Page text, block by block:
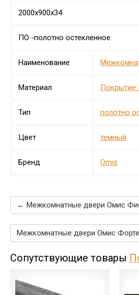
2000х900х34
ПО -полотно остекленное
Наименование
Материал Покрытие
Тип полотно
Цвет темный
Бренд Omis
← Межкомнатные двери Омис
Сопутствующие товары